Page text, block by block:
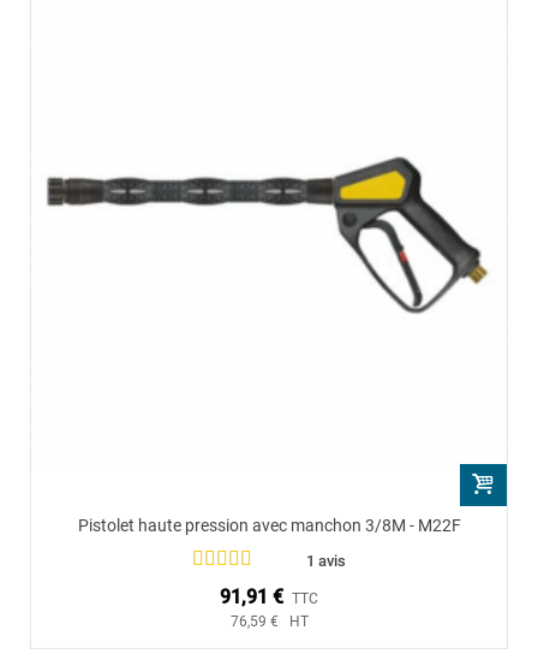
Pistolet haute pression avec manchon 3/8M - M22F
1 avis
91,91 € TTC
76,59 € HT